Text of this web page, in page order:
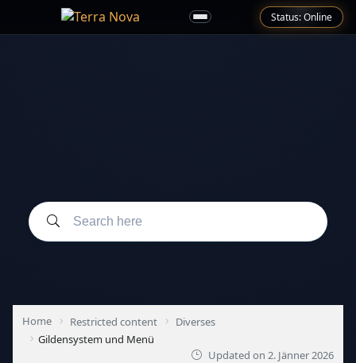
Status: Online
Home Restricted content
Diverses
Gildensystem und Menü
Updated on 2. Jänner 2026